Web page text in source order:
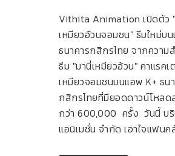
Vithita Animation เปิดตัว
เหมียวอ้วนจอมซน" ธีมใหม่บ
ธนาคารกสิกรไทย จากความ
ธีม "มานี่เหมียวอ้วน" คาแรคเ
เหมียวจอมซนบนแอพ K+ ธน
กสิกรไทยที่มียอดดาวน์โหล
กว่า 600,000 ครั้ง วันนี้ บริ
แอนิเมชั่น จำกัด เอาใจแฟนค